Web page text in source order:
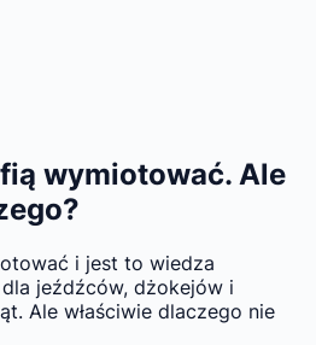
wymiotować. Ale
i jest to wiedza
jeźdźców, dżokejów i
Ale właściwie dlaczego nie